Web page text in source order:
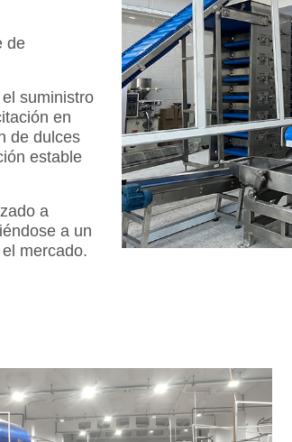
de
suministro
en
de dulces
estable
a
a un
mercado.